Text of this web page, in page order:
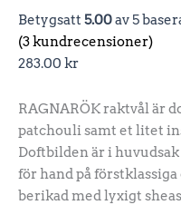
Betygsatt 5.00av 5
(3kundrecensioner)
283.00 kr
RAGNARÖK raktvål är
patchouli samt et litet
Doftbilden är i
för hand på
berikad med lyxigt